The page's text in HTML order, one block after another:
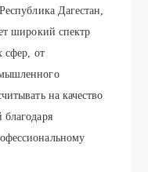
Дагестан,
широкий спектр
сфер, от
на качество